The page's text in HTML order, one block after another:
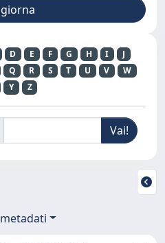
D E F G H I
J
Q R S T U V
W
Y Z